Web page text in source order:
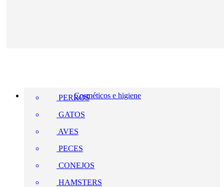
Cosméticos e higiene
PERROS
GATOS
AVES
PECES
CONEJOS
HAMSTERS